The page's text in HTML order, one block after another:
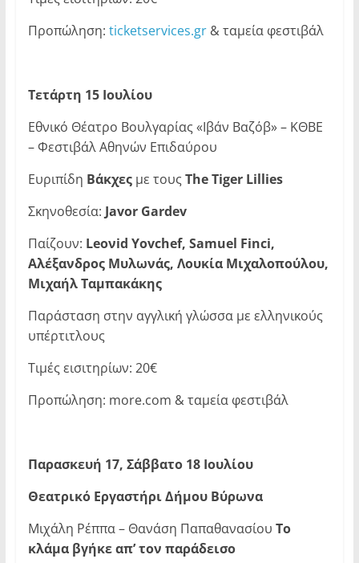
Προπώληση: ticketservices.gr& ταμεία φεστιβάλ
Τετάρτη 15 Ιουλίου
Εθνικό Θέατρο Βουλγαρίας «Ιβάν Βαζόβ» – ΚΘΒΕ
– Φεστιβάλ Αθηνών Επιδαύρου
Ευριπίδη Βάκχεςμε τους The Tiger Lillies
Σκηνοθεσία: Javor Gardev
Παίζουν: Leoνid Yovchef, Samuel Finci,
Αλέξανδρος Μυλωνάς, Λουκία Μιχαλοπούλου,
Μιχαήλ Ταμπακάκης
Παράσταση στην αγγλική γλώσσα με ελληνικούς
υπέρτιτλους
Τιμές εισιτηρίων: 20€
Προπώληση: more.com & ταμεία φεστιβάλ
Παρασκευή 17, Σάββατο 18 Ιουλίου
Θεατρικό Εργαστήρι Δήμου Βύρωνα
Μιχάλη Ρέππα – Θανάση Παπαθανασίου Το
κλάμα βγήκε απ’ τον παράδεισο